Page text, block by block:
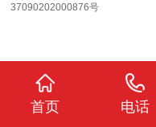
37090202000876号
首页 电话